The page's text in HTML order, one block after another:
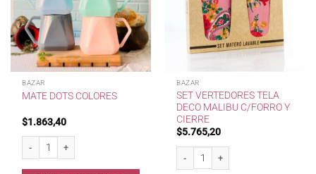
BAZAR
MATE DOTS COLORES
$1.863,40
Mate DOTS colores cantidad
BAZAR
SET VERTEDORES TELA
DECO MALIBU C/FORRO Y
CIERRE
$5.765,20
Set Vertedores Tela Deco Malibu c/